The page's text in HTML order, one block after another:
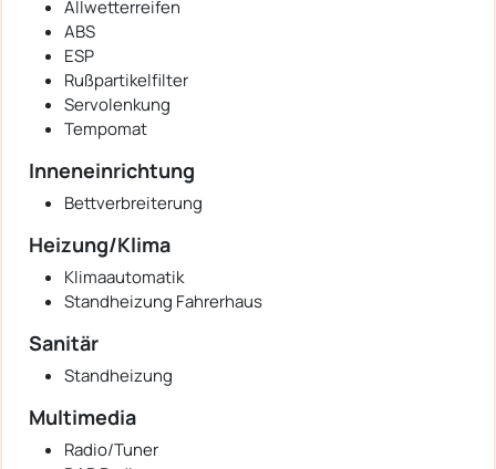
Allwetterreifen
ABS
ESP
Rußpartikelfilter
Servolenkung
Tempomat
Inneneinrichtung
Bettverbreiterung
Heizung/Klima
Klimaautomatik
Standheizung Fahrerhaus
Sanitär
Standheizung
Multimedia
Radio/Tuner